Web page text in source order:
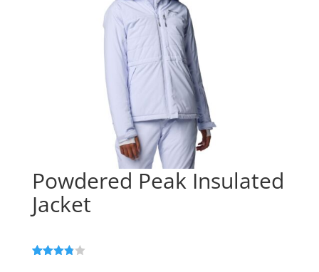
Powdered Peak Insulated
Jacket